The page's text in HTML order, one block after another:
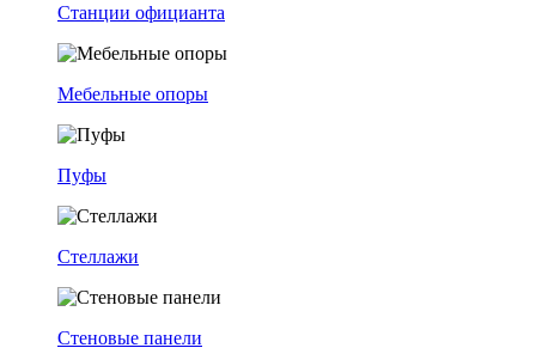
Станции официанта
Мебельные опоры
Пуфы
Стеллажи
Стеновые панели